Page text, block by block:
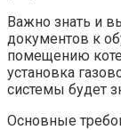
Важно знать и
документов к
помещению
установка
системы будет
Основные